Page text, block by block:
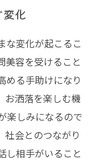
変化
な変化が起こるこ
美容を受けること
める手助けになり
お洒落を楽しむ機
楽しみになるので
社会とのつながり
し相手がいること